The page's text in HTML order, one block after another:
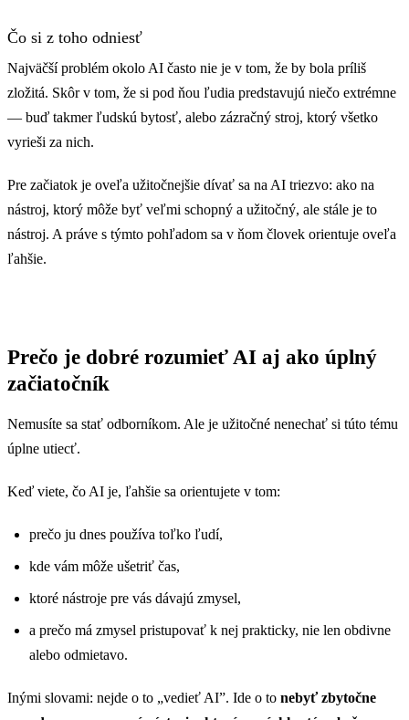
používajú ľudia
bez znalosti
programovania.
nie sú pre
začiatok
ľudia používajú
dnes — v práci aj
Pravdepodobne
Čo si z toho odniesť
Najväčší problém okolo AI často nie je v tom, že by bola príliš
zložitá. Skôr v tom, že si pod ňou ľudia predstavujú niečo extrémne
— buď takmer ľudskú bytosť, alebo zázračný stroj, ktorý všetko
vyrieši za nich.
Pre začiatok je oveľa užitočnejšie dívať sa na AI triezvo: ako na
nástroj, ktorý môže byť veľmi schopný a užitočný, ale stále je to
nástroj. A práve s týmto pohľadom sa v ňom človek orientuje oveľa
ľahšie.
Prečo je dobré rozumieť AI aj ako úplný
začiatočník
Nemusíte sa stať odborníkom. Ale je užitočné nenechať si túto tému
úplne utiecť.
Keď viete, čo AI je, ľahšie sa orientujete v tom:
prečo ju dnes používa toľko ľudí,
kde vám môže ušetriť čas,
ktoré nástroje pre vás dávajú zmysel,
a prečo má zmysel pristupovať k nej prakticky, nie len obdivne
alebo odmietavo.
Inými slovami: nejde o to „vedieť AI”. Ide o to nebyť zbytočne